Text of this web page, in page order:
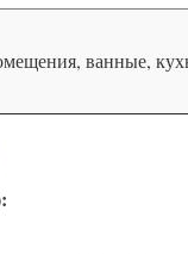
ванные,